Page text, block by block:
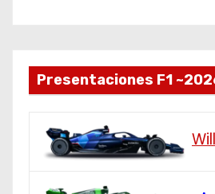
Presentaciones F1